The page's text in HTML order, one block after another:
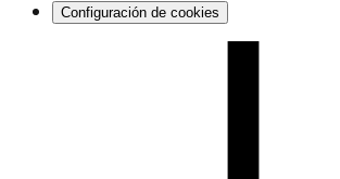
Configuración de cookies